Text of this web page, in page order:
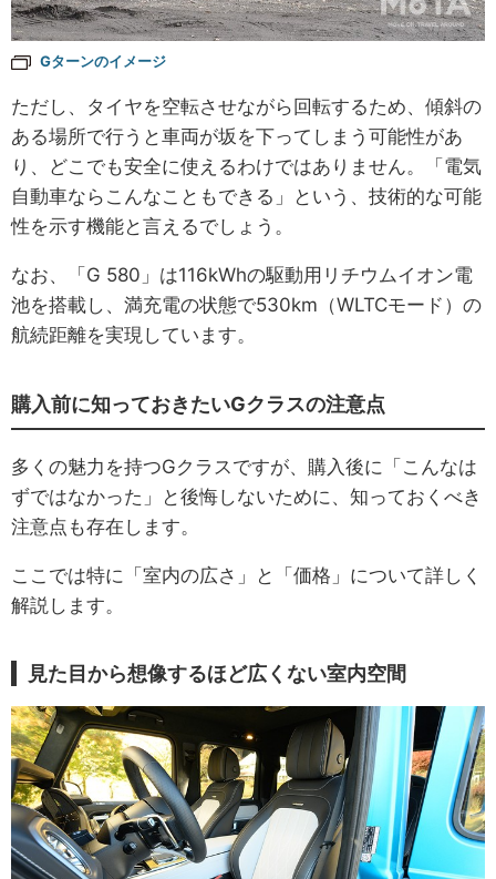
Gターンのイメージ
ただし、タイヤを空転させながら回転するため、傾斜の
ある場所で行うと車両が坂を下ってしまう可能性があ
り、どこでも安全に使えるわけではありません。「電気
自動車ならこんなこともできる」という、技術的な可能
性を示す機能と言えるでしょう。
なお、「G 580」は116kWhの駆動用リチウムイオン電
池を搭載し、満充電の状態で530km（WLTCモード）の
航続距離を実現しています。
購入前に知っておきたいGクラスの注意点
多くの魅力を持つGクラスですが、購入後に「こんなは
ずではなかった」と後悔しないために、知っておくべき
注意点も存在します。
ここでは特に「室内の広さ」と「価格」について詳しく
解説します。
見た目から想像するほど広くない室内空間